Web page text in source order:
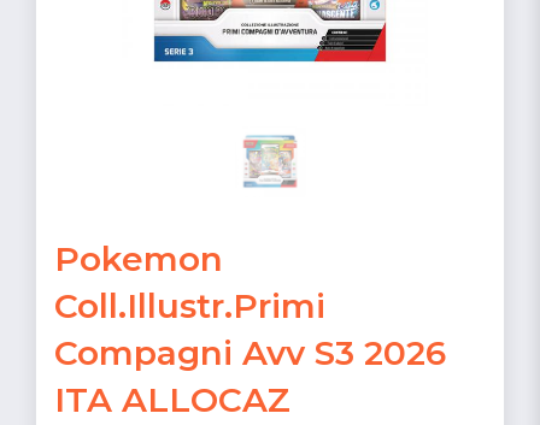
Pokemon
Coll.Illustr.Primi
Compagni Avv S3 2026
ITA ALLOCAZ